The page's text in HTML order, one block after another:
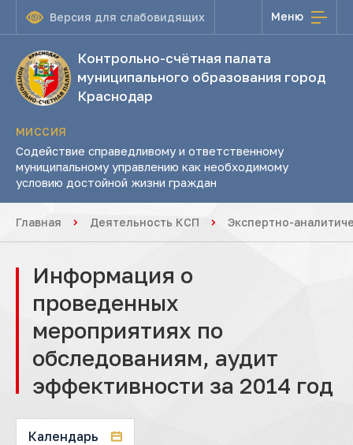
Версия для слабовидящих Меню
Контрольно-счётная палата
муниципального образования город
Краснодар
МИССИЯ
Содействие справедливому и ответственному
муниципальному управлению как необходимому
условию достойной жизни граждан
Главная Деятельность КСП Экспертно-
Информация о
проведенных
мероприятиях по
обследованиям, аудит
эффективности за 2014 год
Календарь